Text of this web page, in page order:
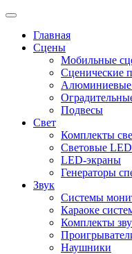
Главная
Сцены
Мобильные
Сценические
Подвесы
Свет
Комплекты
Световые
LED-экраны
Генераторы
Звук
Системы
Караоке
Комплекты
Наушники